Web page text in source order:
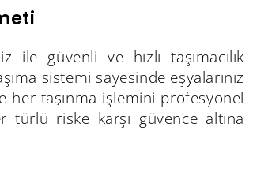
ile güvenli ve hızlı taşımacılık
sistemi sayesinde eşyalarınız
her taşınma işlemini profesyonel
türlü riske karşı güvence altına